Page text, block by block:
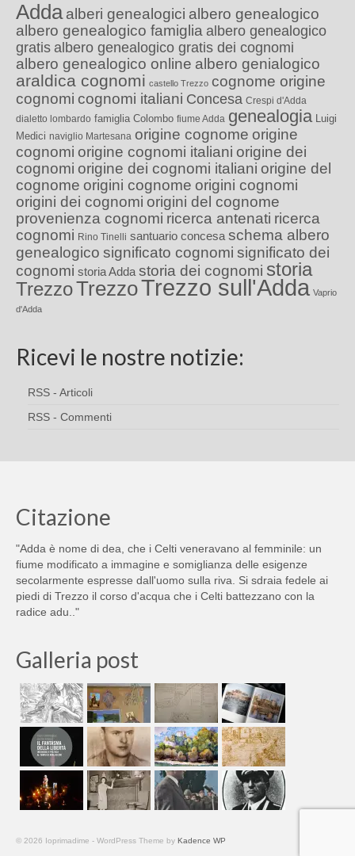
Adda alberi genealogici albero genealogico
albero genealogico famiglia albero genealogico
gratis albero genealogico gratis dei cognomi
albero genealogico online albero genialogico
araldica cognomi castello Trezzo cognome origine
cognomi cognomi italiani Concesa Crespi d'Adda
dialetto lombardo famiglia Colombo fiume Adda genealogia Luigi
Medici naviglio Martesana origine cognome origine
cognomi origine cognomi italiani origine dei
cognomi origine dei cognomi italiani origine del
cognome origini cognome origini cognomi
origini dei cognomi origini del cognome
provenienza cognomi ricerca antenati ricerca
cognomi Rino Tinelli santuario concesa schema albero
genealogico significato cognomi significato dei
cognomi storia Adda storia dei cognomi storia
TrezzoTrezzoTrezzo sull'Adda Vaprio
d'Adda
Ricevi le nostre notizie:
RSS - Articoli
RSS - Commenti
Citazione
"Adda è nome di dea, che i Celti veneravano al femminile: un
fiume modificato a immagine e somiglianza delle esigenze
secolarmente espresse dall'uomo sulla riva. Si sdraia fedele ai
piedi di Trezzo il corso d'acqua che i Celti battezzano con la
radice adu.."
Galleria post
© 2026 Ioprimadime - WordPress Theme by Kadence WP